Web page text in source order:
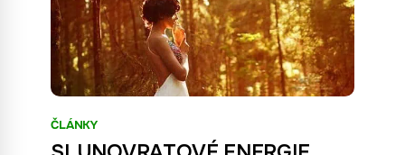
ČLÁNKY